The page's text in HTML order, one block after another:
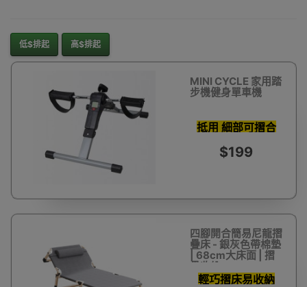
低$排起 高$排起
MINI CYCLE 家用踏
步機健身單車機
抵用 細部可摺合
可調力度
$199
四腳開合簡易尼龍摺
疊床 - 銀灰色帶棉墊
| 68cm大床面 | 摺
疊收納
輕巧摺床易收納